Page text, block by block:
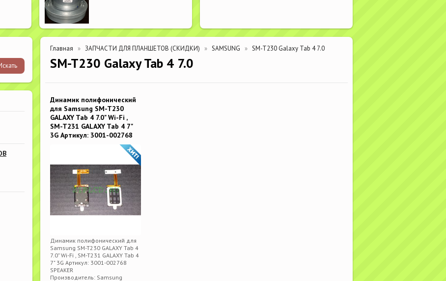
Главная ЗАПЧАСТИ ДЛЯ ПЛАНШЕТОВ (СКИДКИ) SAMSUNG SM-T230 Galaxy Tab 4 7.0
SM-T230 Galaxy Tab 4 7.0
Динамик полифонический
для Samsung SM-T230
GALAXY Tab 4 7.0" Wi-Fi ,
SM-T231 GALAXY Tab 4 7"
3G Артикул: 3001-002768
Динамик полифонический для
Samsung SM-T230 GALAXY Tab 4
7.0" Wi-Fi , SM-T231 GALAXY Tab 4
7" 3G Артикул: 3001-002768
SPEAKER
Производитель: Samsung